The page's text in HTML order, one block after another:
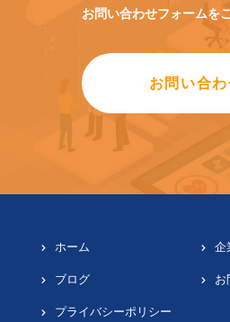
お問い合わせフォームを
お問い合わ
ホーム 企
ブログ お
プライバシーポリシー